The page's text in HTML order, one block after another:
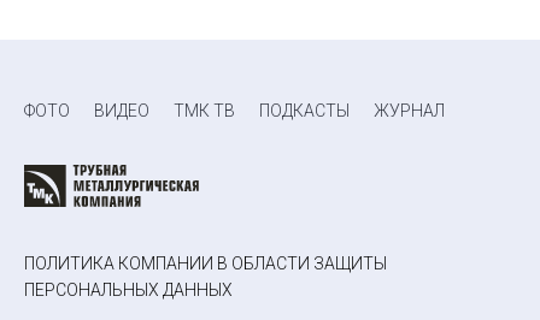
ФОТО ВИДЕО ТМК ТВ ПОДКАСТЫ ЖУРНАЛ
ПОЛИТИКА КОМПАНИИ В ОБЛАСТИ ЗАЩИТЫ
ПЕРСОНАЛЬНЫХ ДАННЫХ